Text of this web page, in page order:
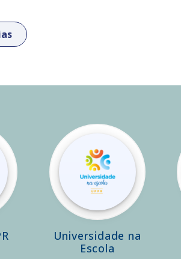
Universidade na
Escola